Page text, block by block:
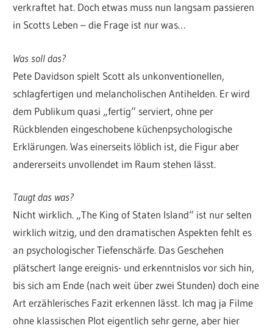
verkraftet hat. Doch etwas muss nun langsam passieren
in Scotts Leben – die Frage ist nur was…
Was soll das?
Pete Davidson spielt Scott als unkonventionellen,
schlagfertigen und melancholischen Antihelden. Er wird
dem Publikum quasi „fertig“ serviert, ohne per
Rückblenden eingeschobene küchenpsychologische
Erklärungen. Was einerseits löblich ist, die Figur aber
andererseits unvollendet im Raum stehen lässt.
Taugt das was?
Nicht wirklich. „The King of Staten Island“ ist nur selten
wirklich witzig, und den dramatischen Aspekten fehlt es
an psychologischer Tiefenschärfe. Das Geschehen
plätschert lange ereignis- und erkenntnislos vor sich hin,
bis sich am Ende (nach weit über zwei Stunden) doch eine
Art erzählerisches Fazit erkennen lässt. Ich mag ja Filme
ohne klassischen Plot eigentlich sehr gerne, aber hier